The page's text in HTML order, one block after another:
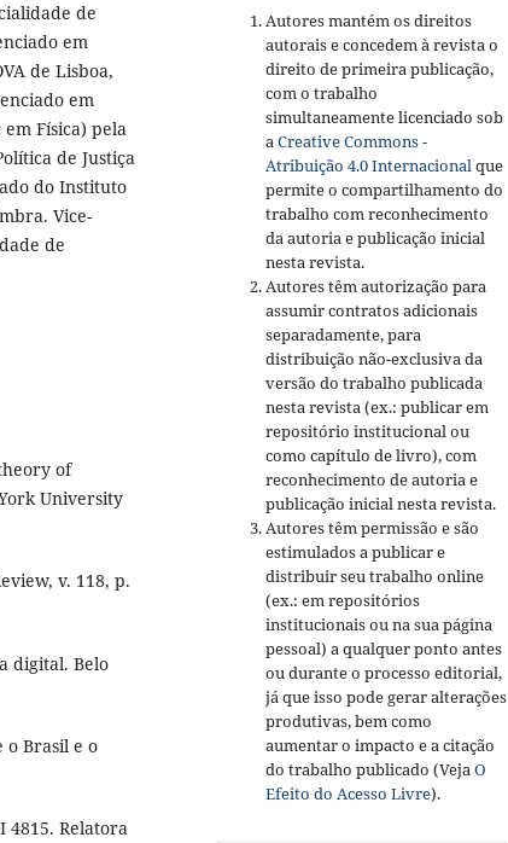
de
em
de Lisboa,
em
Física) pela
de Justiça
do Instituto
Vice-
de
of
University
v. 118, p.
digital. Belo
o Brasil e o
4815. Relatora
Autores mantém os direitos
autorais e concedem à revista o
direito de primeira publicação,
com o trabalho
simultaneamente licenciado sob
aCreative Commons -
Atribuição 4.0 Internacionalque
permite o compartilhamento do
trabalho com reconhecimento
da autoria e publicação inicial
nesta revista.
Autores têm autorização para
assumir contratos adicionais
separadamente, para
distribuição não-exclusiva da
versão do trabalho publicada
nesta revista (ex.: publicar em
repositório institucional ou
como capítulo de livro), com
reconhecimento de autoria e
publicação inicial nesta revista.
Autores têm permissão e são
estimulados a publicar e
distribuir seu trabalho online
(ex.: em repositórios
institucionais ou na sua página
pessoal) a qualquer ponto antes
ou durante o processo editorial,
já que isso pode gerar alterações
produtivas, bem como
aumentar o impacto e a citação
do trabalho publicado (VejaO
Efeito do Acesso Livre).